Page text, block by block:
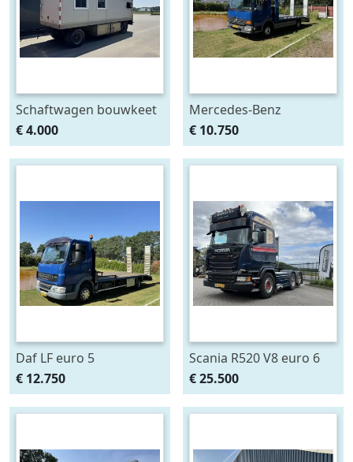
Schaftwagen bouwkeet
pipowagen magazijn
€ 4.000
Mercedes-Benz
Oprijwagen Als nieuw!!!
€ 10.750
Daf LF euro 5
oprijwagen
€ 12.750
Scania R520 V8 euro 6
pto Boogie
€ 25.500